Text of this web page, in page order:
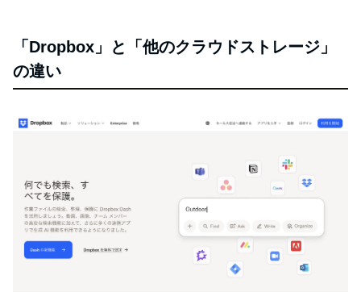
「Dropbox」と「他のクラウドストレージ」
の違い